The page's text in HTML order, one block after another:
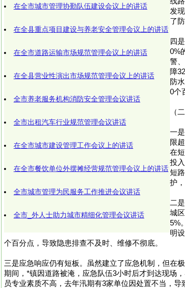
在全市城市管理协勤队伍建设会议上的讲话
在全县重点项目建设与养老安全管理会议上的讲话
在全市道路运输市场规范管理会议上的讲话
在全县营业性演出市场规范管理会议上的讲话
全市养老服务机构消防安全管理会议讲话
全市出租汽车行业规范管理会议讲话
在全市城市建设管理工作会议上的讲话
在全市餐饮单位外摆摊经营规范管理会议上的讲话
全市城市管理为民服务工作推进会议讲话
全市_外人士助力城市精细化管理会议讲话
发
了
四
0%
警
障
防
0个
（
一
限
在
投
短
护
二
城
5%
明
个百分点，导致隐患排查不及时、维修不彻底。
三是应急响应仍有短板。虽然建立了应急机制，但在
期间，*镇因道路被淹，应急队伍3小时后才到达现场
员专业素质不高，去年汛期有3家单位因处置不当，导